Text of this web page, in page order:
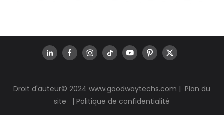
Droit d'auteur© 2024 www.goodwaytechs.com | Plan du
site
| Politique de confidentialité